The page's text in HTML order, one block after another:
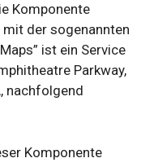
Komponente
mit der sogenannten
ist ein Service
Parkway,
nachfolgend
Komponente